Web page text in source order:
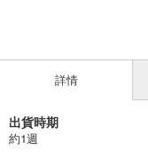
詳情
出貨時期
約1週